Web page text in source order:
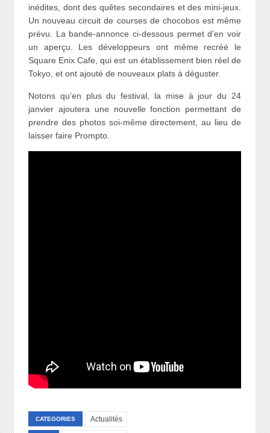
inédites, dont des quêtes secondaires et des mini-jeux.
Un nouveau circuit de courses de chocobos est même
prévu. La bande-annonce ci-dessous permet d’en voir
un aperçu. Les développeurs ont même recréé le
Square Enix Cafe, qui est un établissement bien réel de
Tokyo, et ont ajouté de nouveaux plats à déguster.
Notons qu’en plus du festival, la mise à jour du 24
janvier ajoutera une nouvelle fonction permettant de
prendre des photos soi-même directement, au lieu de
laisser faire Prompto.
CATEGORIES Actualités